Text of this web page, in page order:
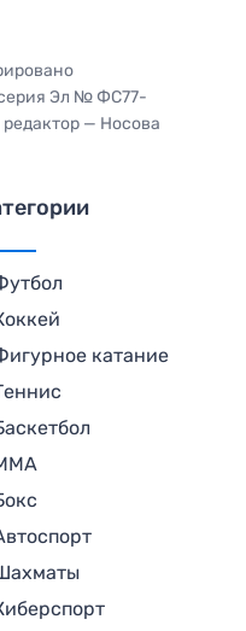
Эл № ФС77-
редактор — Носова
катание